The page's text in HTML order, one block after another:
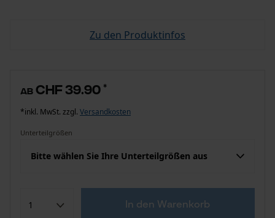
Zu den Produktinfos
ab CHF 39.90 *
*inkl. MwSt. zzgl. Versandkosten
Unterteilgrößen
Bitte wählen Sie Ihre Unterteilgrößen aus
In den Warenkorb